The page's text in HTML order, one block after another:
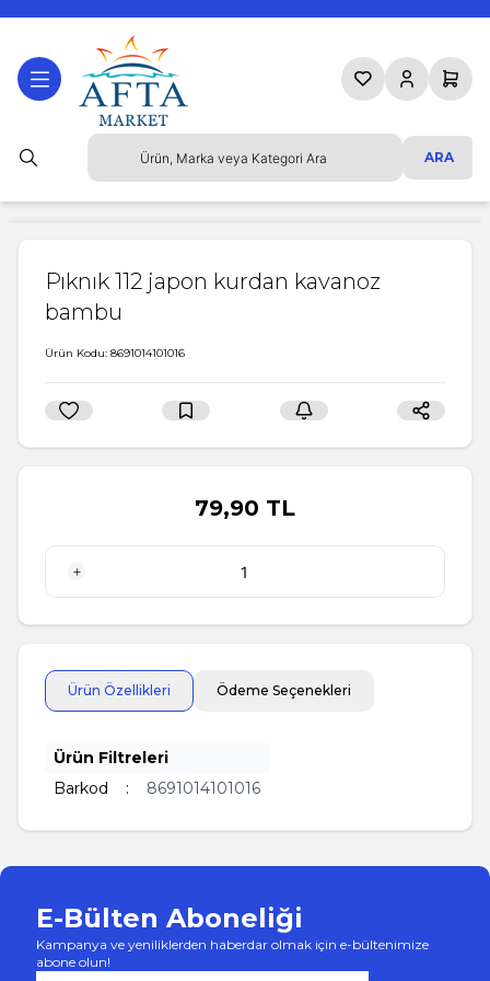
ARA
Favorilerim
HesabımSepetim
Pıknık 112 japon kurdan kavanoz
bambu
Ürün Kodu: 8691014101016
79,90 TL
Ürün Özellikleri Ödeme Seçenekleri
Ürün Filtreleri
Barkod
: 8691014101016
E-Bülten Aboneliği
Kampanya ve yeniliklerden haberdar olmak için e-bültenimize
abone olun!